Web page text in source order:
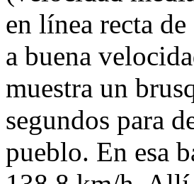
en línea recta
a buena
muestra un
segundos para
pueblo. En esa